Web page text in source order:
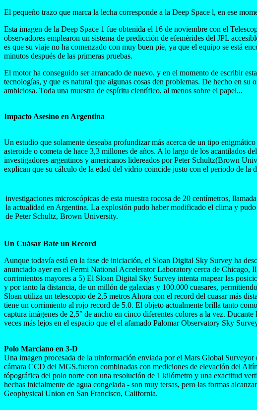
El pequeño trazo que marca la lecha corresponde a la Deep Space l, en ese
Esta imagen de la Deep Space 1 fue obtenida el 16 de noviembre con el
observadores emplearon un sistema de predicción de efemérides del JPL
es que su viaje no ha comenzado con muy buen pie, ya que el equipo se está
minutos después de las primeras pruebas.
El motor ha conseguido ser arrancado de nuevo, y en el momento de escribir
tecnologías, y que es natural que algunas cosas den problemas. De hecho en
ambiciosa. Toda una muestra de espíritu científico, al menos sobre el papel...
Impacto Asesino en Argentina
Un estudio que solamente deseaba profundizar más acerca de un tipo
asteroide o cometa de hace 3,3 millones de años. A lo largo de los acantilados
investigadores argentinos y americanos lidereados por Peter Schultz(Brown
explican que su cálculo de la edad del vidrio coincide justo con el periodo de la
investigaciones microscópicas de esta muestra rocosa de 20 centímetros,
la actualidad en Argentina. La explosión pudo haber modificado el clima y
de Peter Schultz, Brown University.
Un Cuásar Bate un Record
Aunque todavía está en la fase de iniciación, el Sloan Digital Sky Survey ha
anunciado ayer en el Fermi National Accelerator Laboratory cerca de Chicago,
corrimientos mayores a 5) El Sloan Digital Sky Survey intenta mapear las
y por tanto la distancia, de un millón de galaxias y 100.000 cuasares,
Sloan utiliza un telescopio de 2,5 metros Ahora con el record del cuasar más
tiene un corrimiento al rojo record de 5.0. El objeto actualmente brilla tanto
captura imágenes de 2,5° de ancho en cinco diferentes colores a la vez.
veces más lejos en el espacio que el el afamado Palomar Observatory Sky
Polo Marciano en 3-D
Una imagen procesada de la uinformación enviada por el Mars Global
cámara CCD del MGS.fueron combinadas con mediciones de elevación del
tópográfica del polo norte con una resolución de 1 kilómetro y una exactitud
hechas inicialmente de agua congelada - son muy tersas, pero las formas
Geophysical Union en San Francisco, California.